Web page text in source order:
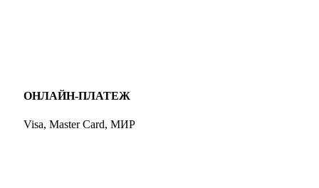
ОНЛАЙН-ПЛАТЕЖ
Visa, Master Card, МИР